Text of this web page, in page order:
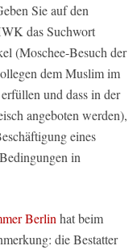
Sie auf den
das Suchwort
(Moschee-Besuch der
dem Muslim im
und dass in der
angeboten werden),
eines
in
Berlin hat beim
die Bestatter